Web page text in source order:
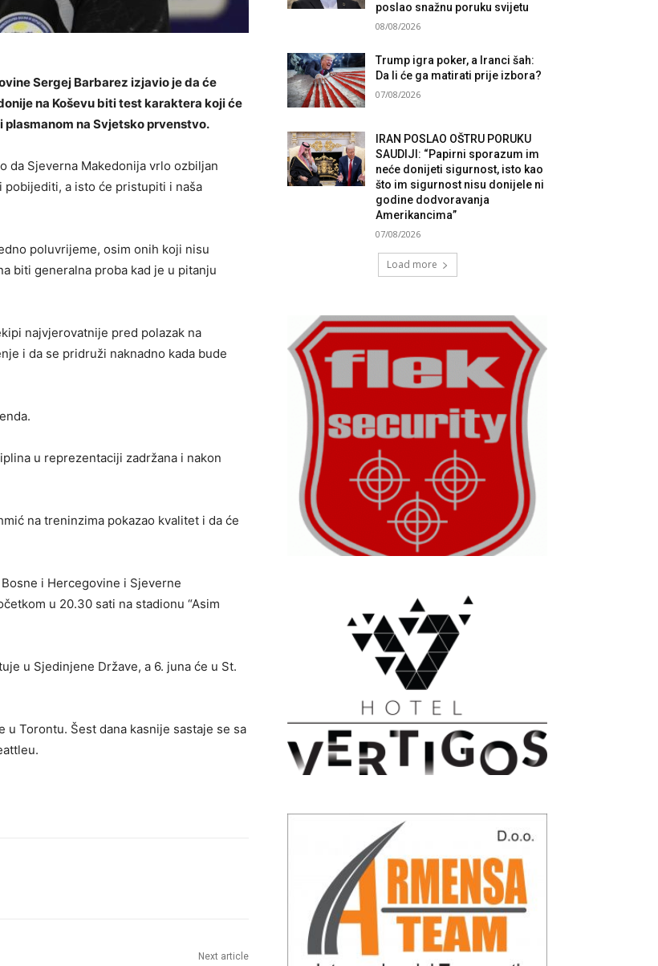
Sergej Barbarez izjavio je da će
na Koševu biti test karaktera koji će
na Svjetsko prvenstvo.
da Sjeverna Makedonija vrlo ozbiljan
a isto će pristupiti i naša
poluvrijeme, osim onih koji nisu
biti generalna proba kad je u pitanju
najvjerovatnije pred polazak na
i da se pridruži naknadno kada bude
u reprezentaciji zadržana i nakon
na treninzima pokazao kvalitet i da će
i Hercegovine i Sjeverne
u 20.30 sati na stadionu “Asim
u Sjedinjene Države, a 6. juna će u St.
u Torontu. Šest dana kasnije sastaje se sa
Next article
poslao snažnu poruku svijetu
08/08/2026
Trump igra poker, a Iranci šah:
Da li će ga matirati prije izbora?
07/08/2026
IRAN POSLAO OŠTRU PORUKU
SAUDIJI: “Papirni sporazum im
neće donijeti sigurnost, isto kao
što im sigurnost nisu donijele ni
godine dodvoravanja
Amerikancima”
07/08/2026
Load more